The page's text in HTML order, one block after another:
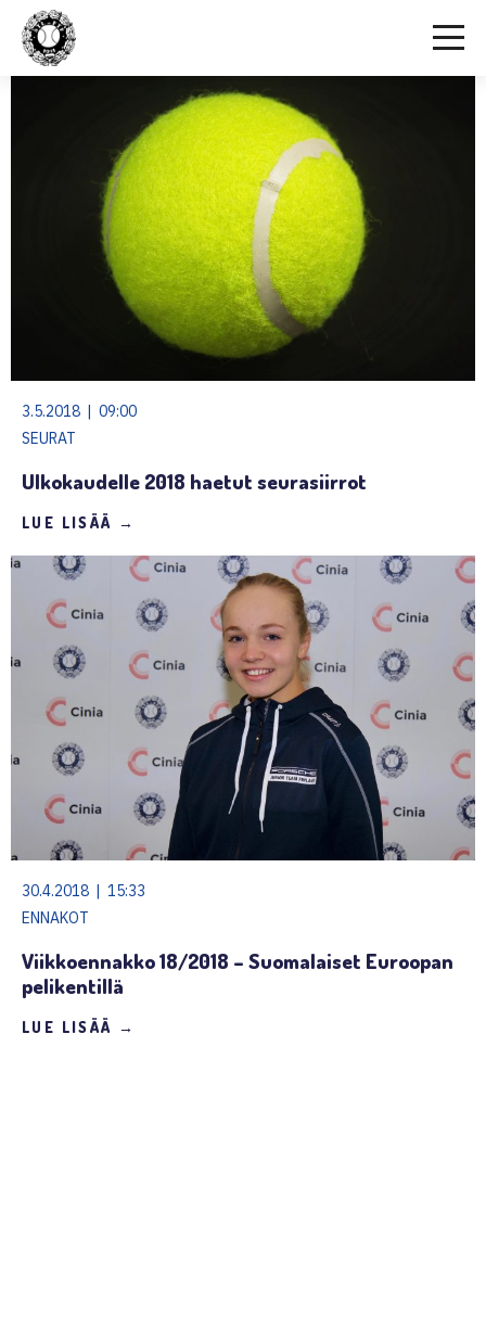
3.5.2018 | 09:00
SEURAT
Ulkokaudelle 2018 haetut seurasiirrot
LUE LISÄÄ →
30.4.2018 | 15:33
ENNAKOT
Viikkoennakko 18/2018 – Suomalaiset Euroopan
pelikentillä
LUE LISÄÄ →